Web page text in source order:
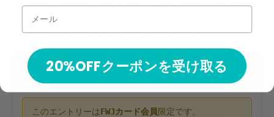
ビキニ - マスターズ（60歳以上） ビキニ - オープン
ビキニ - リベンジ ビキニ - ローカル
選手情報
このエントリーはFWJカード会員 限定です。
20%OFFクーポンを受け取る